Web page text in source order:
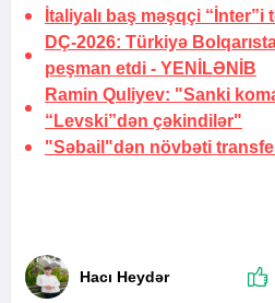
İtaliyalı baş məşqçi “İnter”i
DÇ-2026: Türkiyə
peşman etdi - YENİLƏNİB
Ramin Quliyev: "Sanki
“Levski”dən çəkindilər"
"Səbail"dən növbəti
Hacı Heydər